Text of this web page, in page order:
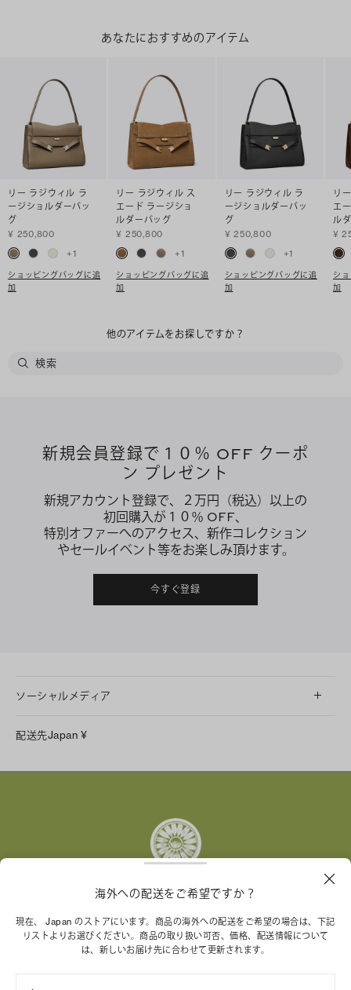
あなたにおすすめのアイテム
リー ラジウィル ラ
ージショルダーバッ
グ
¥ 250,800
+1
ショッピングバッグに追
加
リー ラジウィル ス
エード ラージショ
ルダーバッグ
¥ 250,800
+1
ショッピングバッグに追
加
リー ラジウィル ラ
ージショルダーバッ
グ
¥ 250,800
+1
ショッピングバッグに追
加
リ
エ
ル
¥
シ
加
他のアイテムをお探しですか？
新規会員登録で１０％ OFF クーポ
ン プレゼント
新規アカウント登録で、２万円（税込）以上の
初回購入が１０％ OFF、
特別オファーへのアクセス、新作コレクション
やセールイベント等をお楽しみ頂けます。
今すぐ登録
ソーシャルメディア
Facebook
配送先Japan ¥
トリー バーチ財団は、女性起業家が持続可能な企業を築
くことを支援しています。
海外への配送をご希望ですか？
現在、 Japan のストアにいます。商品の海外への配送をご希望の場合は、下記
リストよりお選びください。商品の取り扱い可否、価格、配送情報について
は、新しいお届け先に合わせて更新されます。